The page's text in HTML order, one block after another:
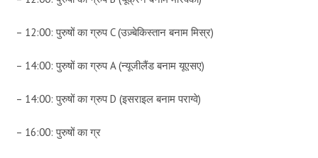
– 12:00: पुरुषों का ग्रुप C (उज़्बेकिस्तान बनाम मिस्र)
– 14:00: पुरुषों का ग्रुप A (न्यूजीलैंड बनाम यूएसए)
– 14:00: पुरुषों का ग्रुप D (इसराइल बनाम पराग्वे)
– 16:00: पुरुषों का ग्र